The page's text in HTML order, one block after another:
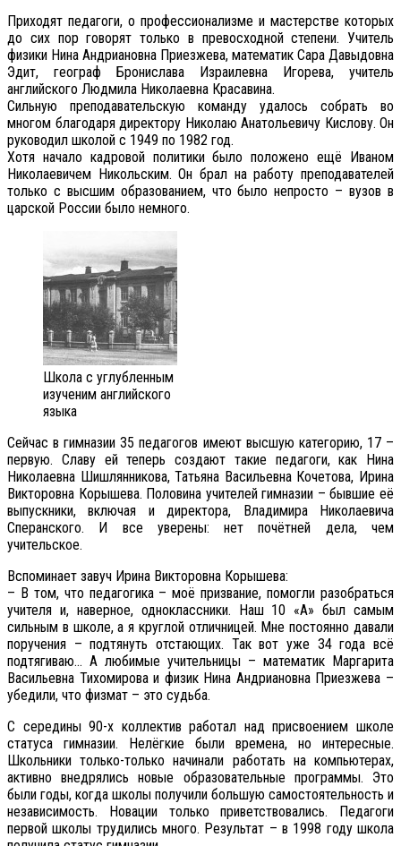
Приходят педагоги, о профессионализме и мастерстве которых
до сих пор говорят только в превосходной степени. Учитель
физики Нина Андриановна Приезжева, математик Сара Давыдовна
Эдит, географ Бронислава Израилевна Игорева, учитель
английского Людмила Николаевна Красавина.
Сильную преподавательскую команду удалось собрать во
многом благодаря директору Николаю Анатольевичу Кислову. Он
руководил школой с 1949 по 1982 год.
Хотя начало кадровой политики было положено ещё Иваном
Николаевичем Никольским. Он брал на работу преподавателей
только с высшим образованием, что было непросто – вузов в
царской России было немного.
Школа с углубленным
изученим английского
языка
Сейчас в гимназии 35 педагогов имеют высшую категорию, 17 –
первую. Славу ей теперь создают такие педагоги, как Нина
Николаевна Шишлянникова, Татьяна Васильевна Кочетова, Ирина
Викторовна Корышева. Половина учителей гимназии – бывшие её
выпускники, включая и директора, Владимира Николаевича
Сперанского. И все уверены: нет почётней дела, чем
учительское.
Вспоминает завуч Ирина Викторовна Корышева:
– В том, что педагогика – моё призвание, помогли разобраться
учителя и, наверное, одноклассники. Наш 10 «А» был самым
сильным в школе, а я круглой отличницей. Мне постоянно давали
поручения – подтянуть отстающих. Так вот уже 34 года всё
подтягиваю… А любимые учительницы – математик Маргарита
Васильевна Тихомирова и физик Нина Андриановна Приезжева –
убедили, что физмат – это судьба.
С середины 90-х коллектив работал над присвоением школе
статуса гимназии. Нелёгкие были времена, но интересные.
Школьники только-только начинали работать на компьютерах,
активно внедрялись новые образовательные программы. Это
были годы, когда школы получили большую самостоятельность и
независимость. Новации только приветствовались. Педагоги
первой школы трудились много. Результат – в 1998 году школа